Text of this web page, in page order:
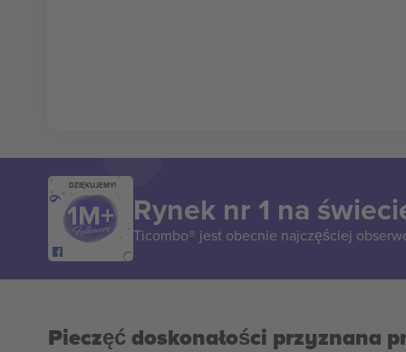
DZIĘKUJEMY!
Rynek nr 1 na
Ticombo® jest obecnie najczęściej
Pieczęć doskonałości przyznana